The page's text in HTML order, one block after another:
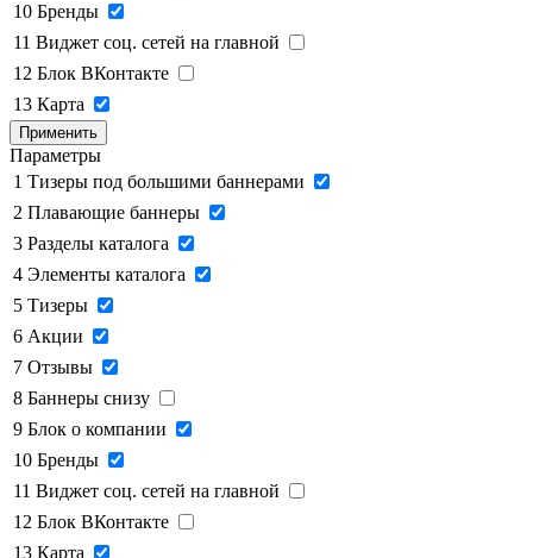
10 Бренды
11 Виджет соц. сетей на главной
12 Блок ВКонтакте
13 Карта
Применить
Параметры
1 Тизеры под большими баннерами
2 Плавающие баннеры
3 Разделы каталога
4 Элементы каталога
5 Тизеры
6 Акции
7 Отзывы
8 Баннеры снизу
9 Блок о компании
10 Бренды
11 Виджет соц. сетей на главной
12 Блок ВКонтакте
13 Карта